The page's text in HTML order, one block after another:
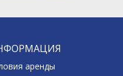
аренды